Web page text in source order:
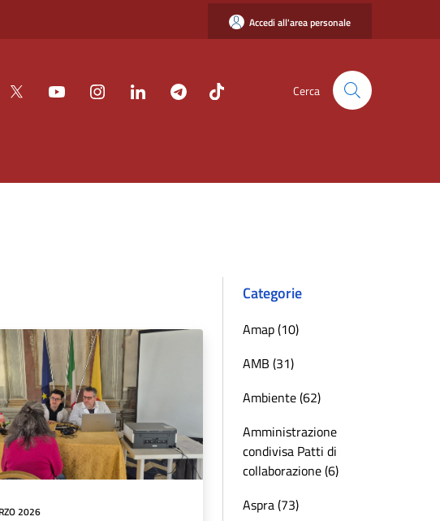
Accedi all'area personale
Cerca
2026
Categorie
Amap (10)
AMB (31)
Ambiente (62)
Amministrazione
condivisa Patti di
collaborazione (6)
Aspra (73)